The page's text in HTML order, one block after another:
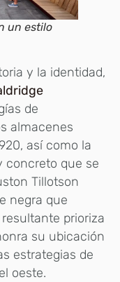
un estilo
y la identidad,
de
almacenes
así como la
concreto que se
Tillotson
negra que
prioriza
su ubicación
estrategias de
oeste.